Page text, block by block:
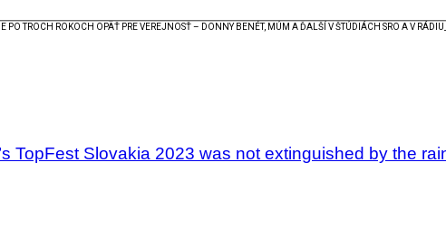
PO TROCH ROKOCH OPÄŤ PRE VEREJNOSŤ – DONNY BENÉT, MÚM A ĎALŠÍ V ŠTÚDIÁCH SRO A V
TopFest Slovakia 2023 was not extinguished by the